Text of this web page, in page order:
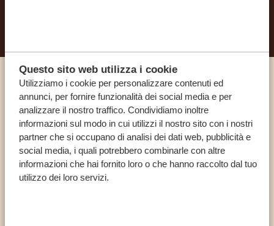
Questo sito web utilizza i cookie
Utilizziamo i cookie per personalizzare contenuti ed
annunci, per fornire funzionalità dei social media e per
analizzare il nostro traffico. Condividiamo inoltre
informazioni sul modo in cui utilizzi il nostro sito con i nostri
partner che si occupano di analisi dei dati web, pubblicità e
social media, i quali potrebbero combinarle con altre
informazioni che hai fornito loro o che hanno raccolto dal tuo
utilizzo dei loro servizi.
Chiama un esperto
I NOSTRI SPECIALISTI SONO QUI PER TE
IT: